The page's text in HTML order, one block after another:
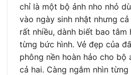
chỉ là một bộ ảnh nho nhỏ
vào ngày sinh nhật nhưng
rất nhiều, dành biết bao tâm
từng bức hình. Vẻ đẹp của
phông nền hoàn hảo cho bộ
cả hai. Càng ngắm nhìn